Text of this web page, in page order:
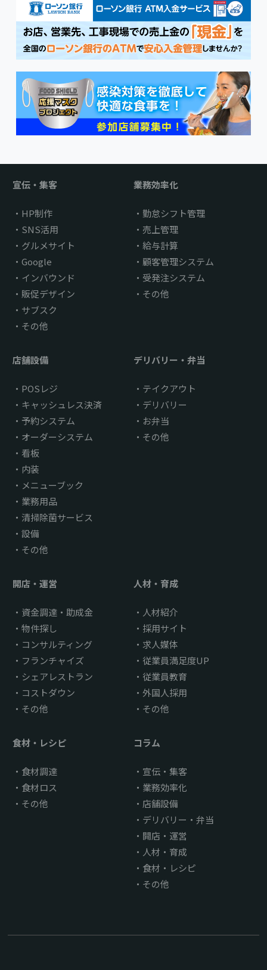
宣伝・集客
HP制作
SNS活用
グルメサイト
Google
インバウンド
販促デザイン
サブスク
その他
業務効率化
勤怠シフト管理
売上管理
給与計算
顧客管理システム
受発注システム
その他
店舗設備
POSレジ
キャッシュレス決済
予約システム
オーダーシステム
看板
内装
メニューブック
業務用品
清掃除菌サービス
設備
その他
デリバリー・弁当
テイクアウト
デリバリー
お弁当
その他
開店・運営
資金調達・助成金
物件探し
コンサルティング
フランチャイズ
シェアレストラン
コストダウン
その他
人材・育成
人材紹介
採用サイト
求人媒体
従業員満足度UP
従業員教育
外国人採用
その他
食材・レシピ
食材調達
食材ロス
その他
コラム
宣伝・集客
業務効率化
店舗設備
デリバリー・弁当
開店・運営
人材・育成
食材・レシピ
その他